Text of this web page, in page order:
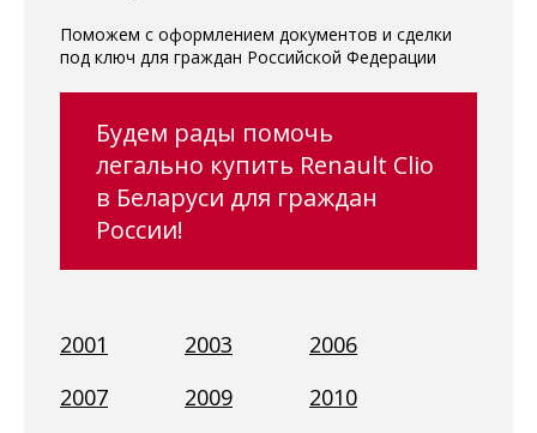
Поможем с оформлением документов и сделки
под ключ для граждан Российской Федерации
Будем рады помочь
легально купить Renault Clio
в Беларуси для граждан
России!
2001 2003
2006
2007
2009
2010